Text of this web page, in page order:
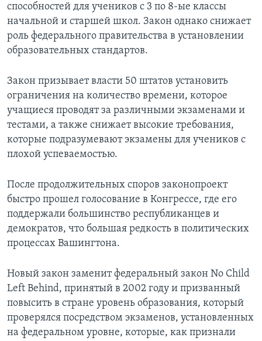
способностей для учеников с 3 по 8-ые классы
начальной и старшей школ. Закон однако снижает
роль федерального правительства в установлении
образовательных стандартов.
Закон призывает власти 50 штатов установить
ограничения на количество времени, которое
учащиеся проводят за различными экзаменами и
тестами, а также снижает высокие требования,
которые подразумевают экзамены для учеников с
плохой успеваемостью.
После продолжительных споров законопроект
быстро прошел голосование в Конгрессе, где его
поддержали большинство республиканцев и
демократов, что большая редкость в политических
процессах Вашингтона.
Новый закон заменит федеральный закон No Child
Left Behind, принятый в 2002 году и призванный
повысить в стране уровень образования, который
проверялся посредством экзаменов, установленных
на федеральном уровне, которые, как признали